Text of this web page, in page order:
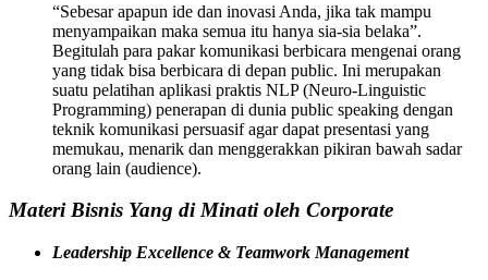
“Sebesar apapun ide dan inovasi Anda, jika tak mampu
menyampaikan maka semua itu hanya sia-sia belaka”.
Begitulah para pakar komunikasi berbicara mengenai orang
yang tidak bisa berbicara di depan public. Ini merupakan
suatu pelatihan aplikasi praktis NLP (Neuro-Linguistic
Programming) penerapan di dunia public speaking dengan
teknik komunikasi persuasif agar dapat presentasi yang
memukau, menarik dan menggerakkan pikiran bawah sadar
orang lain (audience).
Materi Bisnis Yang di Minati oleh Corporate
Leadership Excellence & Teamwork Management